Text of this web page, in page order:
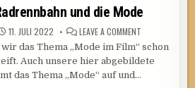
in
und die Mode
11. JULI 2022 LEAVE A COMMENTON
FORSTER
RADRENNBAHN
UND
MODE
das Thema „Mode im Film“ schon
Auch unsere hier abgebildete
das Thema „Mode“ auf und…